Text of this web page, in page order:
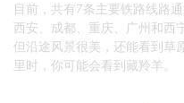
目前，共有7条主要铁路线路
西安、成都、重庆、广州和西
但沿途风景很美，还能看到草
里时，你可能会看到藏羚羊。